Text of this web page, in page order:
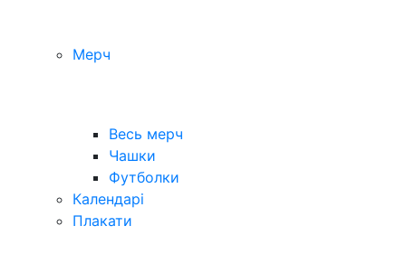
Мерч
Весь мерч
Чашки
Футболки
Календарі
Плакати